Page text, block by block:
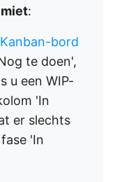
:
Kanban-bord
te doen',
u een WIP-
'In
er slechts
'In